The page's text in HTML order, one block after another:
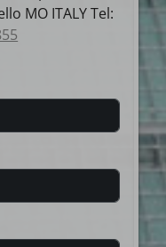
MO ITALY Tel: